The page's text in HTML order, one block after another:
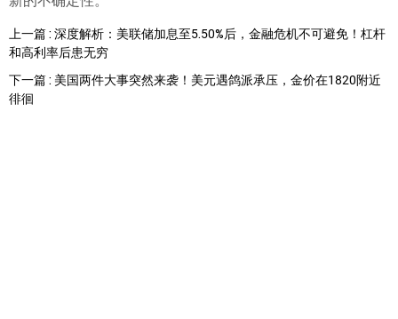
上一篇 : 深度解析：美联储加息至5.50%后，金融危机不可避免！杠杆
和高利率后患无穷
下一篇 : 美国两件大事突然来袭！美元遇鸽派承压，金价在1820附近
徘徊